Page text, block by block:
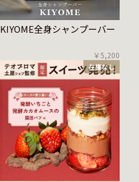
KIYOME全身シャンプーバー
￥5,200
在庫なし